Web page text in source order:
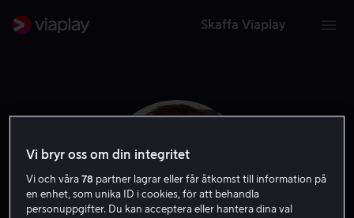
Skaffa Viaplay
Vi bryr oss om din integritet
Vi och våra78 partner lagrar eller får åtkomst till information på
en enhet, som unika ID i cookies, för att behandla
personuppgifter. Du kan acceptera eller hantera dina val